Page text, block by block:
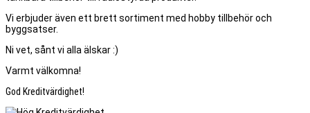
Vi erbjuder även ett brett sortiment med hobby tillbehör och
byggsatser.
Ni vet, sånt vi alla älskar :)
Varmt välkomna!
God Kreditvärdighet!